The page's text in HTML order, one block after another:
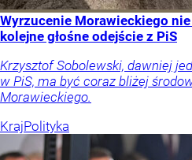
Wyrzucenie Morawieckiego
kolejne głośne odejście z PiS
Krzysztof Sobolewski, dawniej
w PiS, ma być coraz bliżej
Morawieckiego.
KrajPolityka